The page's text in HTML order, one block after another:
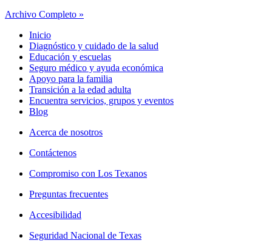
Archivo Completo »
Inicio
Diagnóstico y cuidado de la salud
Educación y escuelas
Seguro médico y ayuda económica
Apoyo para la familia
Transición a la edad adulta
Encuentra servicios, grupos y eventos
Blog
Acerca de nosotros
Contáctenos
Compromiso con Los Texanos
Preguntas frecuentes
Accesibilidad
Seguridad Nacional de Texas